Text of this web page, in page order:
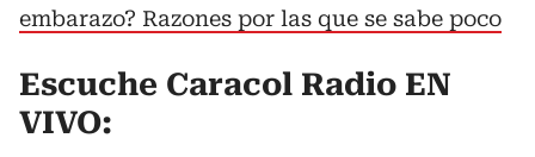
embarazo? Razones por las que se sabe poco
Escuche Caracol Radio EN
VIVO: